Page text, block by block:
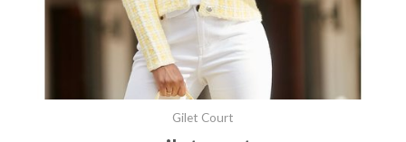
Gilet Court